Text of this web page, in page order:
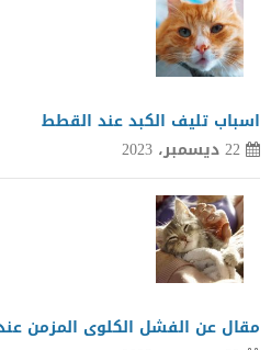
اسباب تليف الكبد عند القطط
22 ديسمبر، 2023
مقال عن الفشل الكلوى المزمن